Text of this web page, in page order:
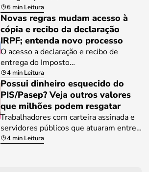
6 min Leitura
Novas regras mudam acesso à
cópia e recibo da declaração
IRPF; entenda novo processo
O acesso a declaração e recibo de
entrega do Imposto…
4 min Leitura
Possui dinheiro esquecido do
PIS/Pasep? Veja outros valores
que milhões podem resgatar
Trabalhadores com carteira assinada e
servidores públicos que atuaram entre…
4 min Leitura